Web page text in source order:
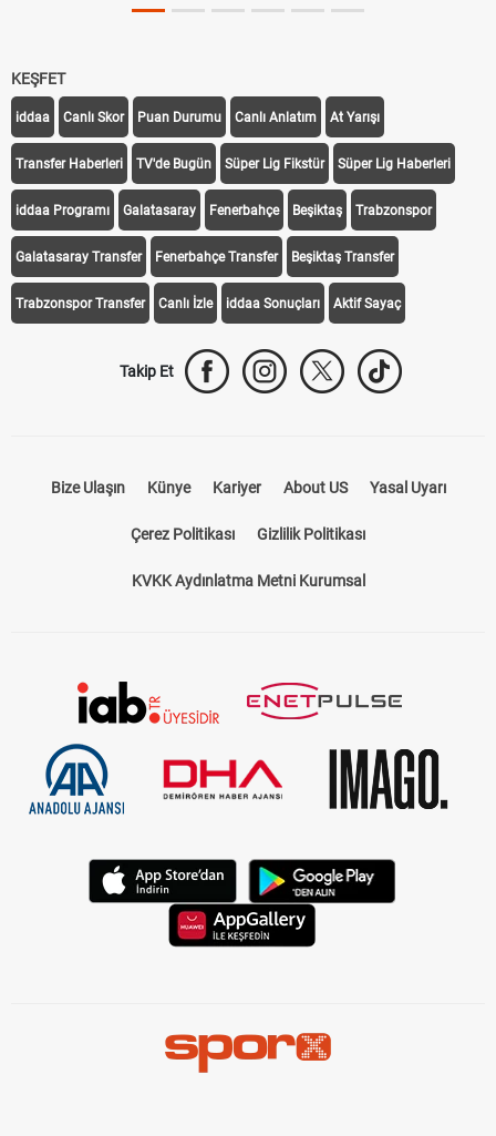
KEŞFET
iddaa Canlı Skor Puan Durumu Canlı Anlatım At Yarışı
Transfer Haberleri TV'de Bugün Süper Lig Fikstür Süper Lig Haberleri
iddaa Programı Galatasaray Fenerbahçe Beşiktaş Trabzonspor
Galatasaray Transfer Fenerbahçe Transfer Beşiktaş Transfer
Trabzonspor Transfer Canlı İzle iddaa Sonuçları Aktif Sayaç
Takip Et
Bize Ulaşın Künye Kariyer About US Yasal Uyarı
Çerez Politikası Gizlilik Politikası
KVKK Aydınlatma Metni Kurumsal